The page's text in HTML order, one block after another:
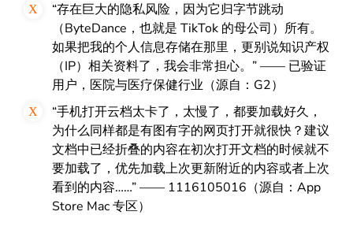
“存在巨大的隐私风险，因为它归字节跳动
（ByteDance，也就是 TikTok 的母公司）所有。
如果把我的个人信息存储在那里，更别说知识产权
（IP）相关资料了，我会非常担心。” —— 已验证
用户，医院与医疗保健行业 （源自：G2）
“手机打开云档太卡了，太慢了，都要加载好久，
为什么同样都是有图有字的网页打开就很快？建议
文档中已经折叠的内容在初次打开文档的时候就不
要加载了，优先加载上次更新附近的内容或者上次
看到的内容……” —— 1116105016 （源自：App
Store Mac 专区）